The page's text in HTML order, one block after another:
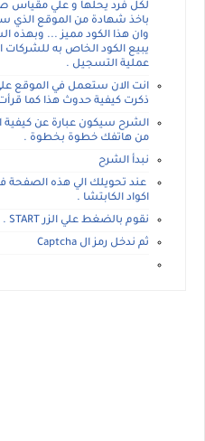
لكل فرد يحلها و علي مقياس
باخذ شهادة من الموقع الذي
وان هذا الكود مميز ... وبهذه
يبيع الكود الخاص به للشركات
عملية التسجيل .
انت الان ستعمل في الموقع
ذكرت كيفية حدوث هذا كما
الشرح سيكون عبارة عن كيفية
من هاتفك خطوة بخطوة .
نبدأ الشرح
عند تحويلك الي هذه الصفحة
اكواد الكابتشا .
نقوم بالضغط علي الزر START .
ثم ندخل رمز ال Captcha